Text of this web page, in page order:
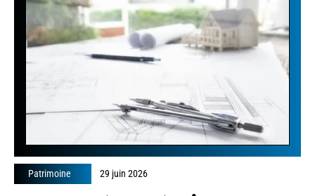
Patrimoine 29 juin 2026